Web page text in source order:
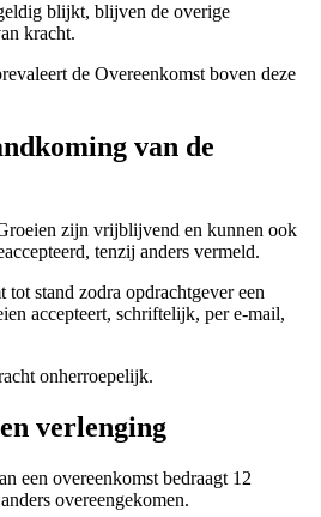
blijkt, blijven de overige
kracht.
de Overeenkomst boven deze
van de
zijn vrijblijvend en kunnen ook
tenzij anders vermeld.
stand zodra opdrachtgever een
accepteert, schriftelijk, per e-mail,
onherroepelijk.
verlenging
een overeenkomst bedraagt 12
overeengekomen.